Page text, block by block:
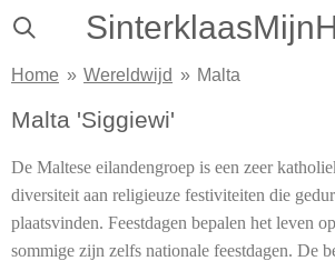
Ga
naar
hoofdinhoud
Home » Wereldwijd » Malta
Malta 'Siggiewi'
De Maltese eilandengroep is een zeer
diversiteit aan religieuze festiviteiten die
plaatsvinden. Feestdagen bepalen het leven
sommige zijn zelfs nationale feestdagen. De